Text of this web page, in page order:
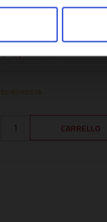
TRASFORMATORE
279,12€+ IVA
SU RICHIESTA